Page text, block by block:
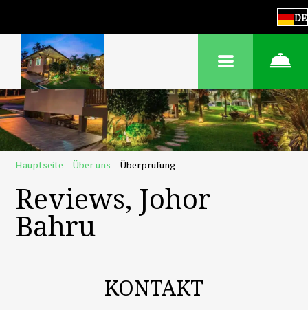
DE
Hauptseite –Über uns –Überprüfung
Reviews, Johor
Bahru
KONTAKT